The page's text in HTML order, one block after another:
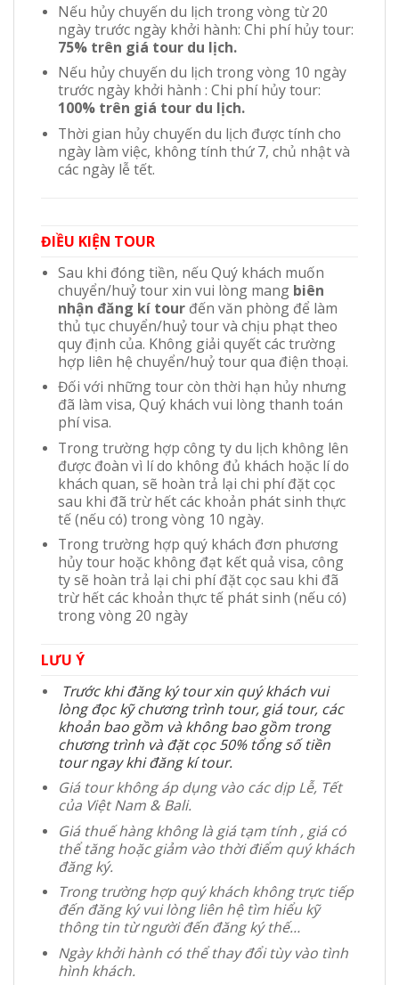
Nếu hủy chuyến du lịch trong vòng từ 20
ngày trước ngày khởi hành: Chi phí hủy tour:
75% trên giá tour du lịch.
Nếu hủy chuyến du lịch trong vòng 10 ngày
trước ngày khởi hành : Chi phí hủy tour:
100% trên giá tour du lịch.
Thời gian hủy chuyến du lịch được tính cho
ngày làm việc, không tính thứ 7, chủ nhật và
các ngày lễ tết.
ĐIỀU KIỆN TOUR
Sau khi đóng tiền, nếu Quý khách muốn
chuyển/huỷ tour xin vui lòng mang biên
nhận đăng kí tour đến văn phòng để làm
thủ tục chuyển/huỷ tour và chịu phạt theo
quy định của. Không giải quyết các trường
hợp liên hệ chuyển/huỷ tour qua điện thoại.
Đối với những tour còn thời hạn hủy nhưng
đã làm visa, Quý khách vui lòng thanh toán
phí visa.
Trong trường hợp công ty du lịch không lên
được đoàn vì lí do không đủ khách hoặc lí do
khách quan, sẽ hoàn trả lại chi phí đặt cọc
sau khi đã trừ hết các khoản phát sinh thực
tế (nếu có) trong vòng 10 ngày.
Trong trường hợp quý khách đơn phương
hủy tour hoặc không đạt kết quả visa, công
ty sẽ hoàn trả lại chi phí đặt cọc sau khi đã
trừ hết các khoản thực tế phát sinh (nếu có)
trong vòng 20 ngày
LƯU Ý
Trước khi đăng ký tour xin quý khách vui
lòng đọc kỹ chương trình tour, giá tour, các
khoản bao gồm và không bao gồm trong
chương trình và đặt cọc 50% tổng số tiền
tour ngay khi đăng kí tour.
Giá tour không áp dụng vào các dịp Lễ, Tết
của Việt Nam & Bali.
Giá thuế hàng không là giá tạm tính , giá có
thể tăng hoặc giảm vào thời điểm quý khách
đăng ký.
Trong trường hợp quý khách không trực tiếp
đến đăng ký vui lòng liên hệ tìm hiểu kỹ
thông tin từ người đến đăng ký thế…
Ngày khởi hành có thể thay đổi tùy vào tình
hình khách.